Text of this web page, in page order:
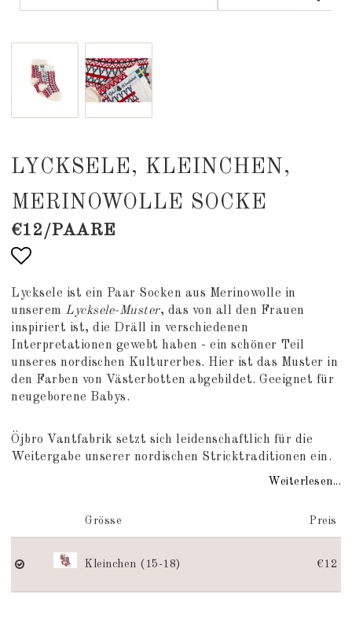
LYCKSELE, KLEINCHEN,
MERINOWOLLE SOCKE
€12/PAARE
Add to list of favorites
Lycksele ist ein Paar Socken aus Merinowolle in
unserem Lycksele-Muster, das von all den Frauen
inspiriert ist, die Dräll in verschiedenen
Interpretationen gewebt haben - ein schöner Teil
unseres nordischen Kulturerbes. Hier ist das Muster in
den Farben von Västerbotten abgebildet. Geeignet für
neugeborene Babys.
Öjbro Vantfabrik setzt sich leidenschaftlich für die
Weitergabe unserer nordischen Stricktraditionen ein.
Weiterlesen...
Grösse Preis
Kleinchen (15-18) €12